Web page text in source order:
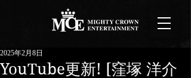
YouTube更新! [窪塚 洋介
2025年2月8日